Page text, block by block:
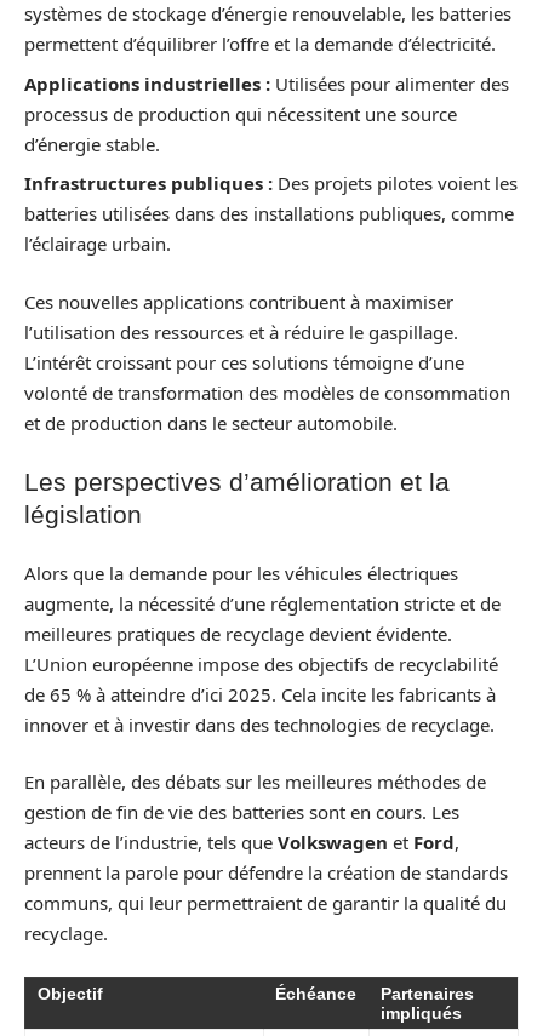
systèmes de stockage d’énergie renouvelable, les batteries
permettent d’équilibrer l’offre et la demande d’électricité.
Applications industrielles : Utilisées pour alimenter des
processus de production qui nécessitent une source
d’énergie stable.
Infrastructures publiques : Des projets pilotes voient les
batteries utilisées dans des installations publiques, comme
l’éclairage urbain.
Ces nouvelles applications contribuent à maximiser
l’utilisation des ressources et à réduire le gaspillage.
L’intérêt croissant pour ces solutions témoigne d’une
volonté de transformation des modèles de consommation
et de production dans le secteur automobile.
Les perspectives d’amélioration et la
législation
Alors que la demande pour les véhicules électriques
augmente, la nécessité d’une réglementation stricte et de
meilleures pratiques de recyclage devient évidente.
L’Union européenne impose des objectifs de recyclabilité
de 65 % à atteindre d’ici 2025. Cela incite les fabricants à
innover et à investir dans des technologies de recyclage.
En parallèle, des débats sur les meilleures méthodes de
gestion de fin de vie des batteries sont en cours. Les
acteurs de l’industrie, tels que Volkswagen et Ford,
prennent la parole pour défendre la création de standards
communs, qui leur permettraient de garantir la qualité du
recyclage.
Objectif Échéance
Partenaires
impliqués